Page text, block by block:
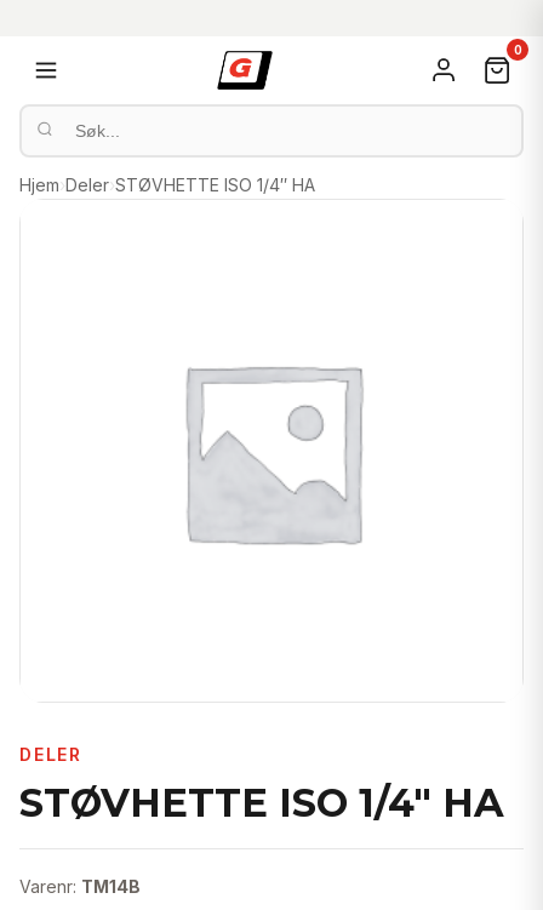
0
Hjem›Deler›STØVHETTE ISO 1/4″ HA
DELER
STØVHETTE ISO 1/4" HA
Varenr: TM14B